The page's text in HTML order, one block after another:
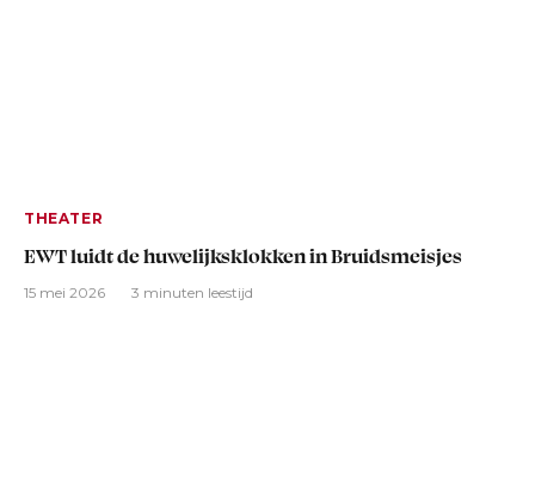
THEATER
EWT luidt de huwelijksklokken in Bruidsmeisjes
15 mei 2026 3 minuten leestijd